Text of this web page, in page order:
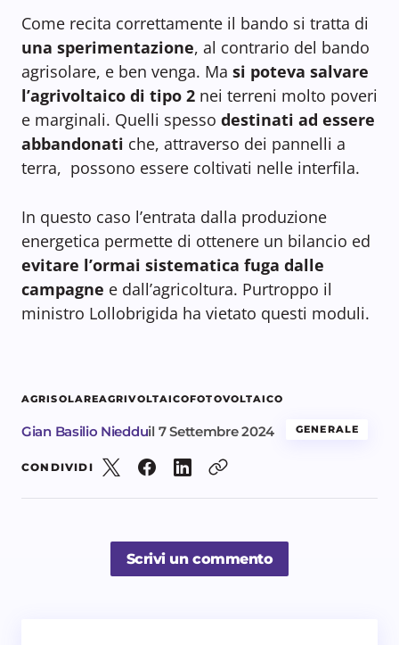
Come recita correttamente il bando si tratta di
una sperimentazione, al contrario del bando
agrisolare, e ben venga. Ma si poteva salvare
l’agrivoltaico di tipo 2 nei terreni molto poveri
e marginali. Quelli spesso destinati ad essere
abbandonati che, attraverso dei pannelli a
terra, possono essere coltivati nelle interfila.
In questo caso l’entrata dalla produzione
energetica permette di ottenere un bilancio ed
evitare l’ormai sistematica fuga dalle
campagne e dall’agricoltura. Purtroppo il
ministro Lollobrigida ha vietato questi moduli.
AGRISOLAREAGRIVOLTAICOFOTOVOLTAICO
Gian Basilio Niedduil 7 Settembre 2024 GENERALE
CONDIVIDI
Scrivi un commento